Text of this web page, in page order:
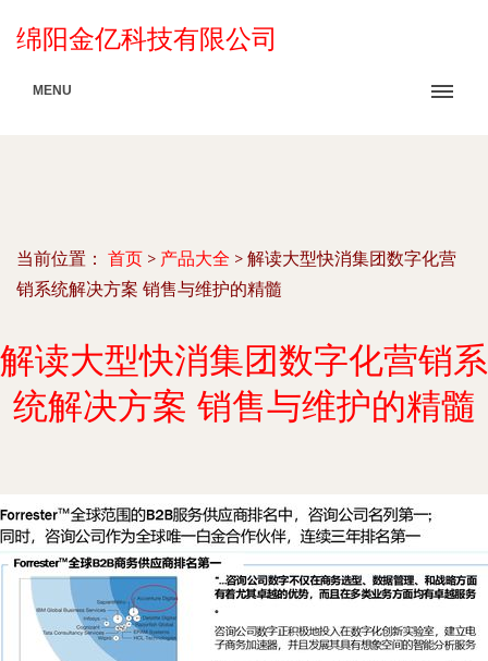
绵阳金亿科技有限公司
MENU
当前位置： 首页 > 产品大全 > 解读大型快消集团数字化营
销系统解决方案 销售与维护的精髓
解读大型快消集团数字化营销系
统解决方案 销售与维护的精髓